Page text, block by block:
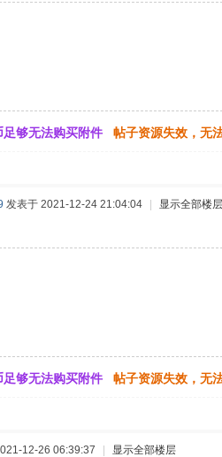
足够无法购买附件 帖子资源失效，无
发表于 2021-12-24 21:04:04 显示全部楼层
足够无法购买附件 帖子资源失效，无
12-26 06:39:37 显示全部楼层